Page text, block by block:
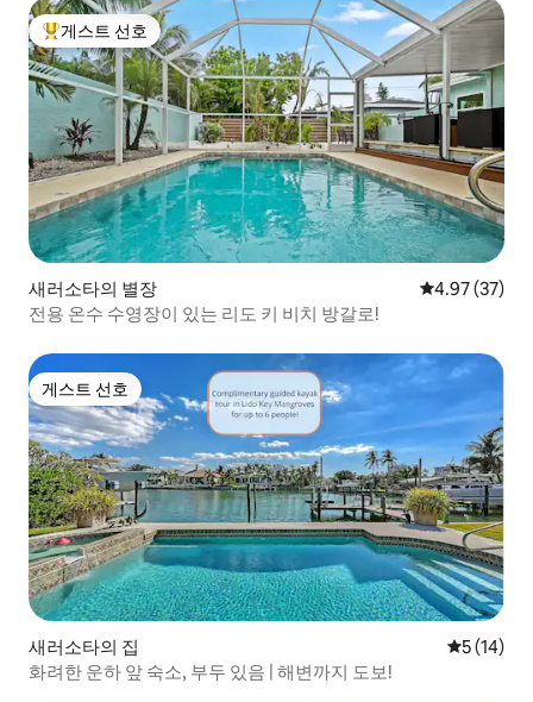
상위 게스트 선호
게스트 선호
새러소타의 별장 평점 4.97점(5
4.97 (37)
전용 온수 수영장이 있는 리도 키 비치 방갈로!
게스트 선호
게스트 선호
새러소타의 집 평점 5점
5 (14)
화려한 운하 앞 숙소, 부두 있음 | 해변까지 도보!